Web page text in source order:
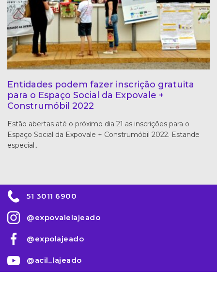
Entidades podem fazer inscrição gratuita
para o Espaço Social da Expovale +
Construmóbil 2022
Estão abertas até o próximo dia 21 as inscrições para o
Espaço Social da Expovale + Construmóbil 2022. Estande
especial…
51 3011 6900
@expovalelajeado
@expolajeado
@acil_lajeado